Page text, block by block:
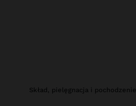
skład, pielęgnacja i pochodzenie